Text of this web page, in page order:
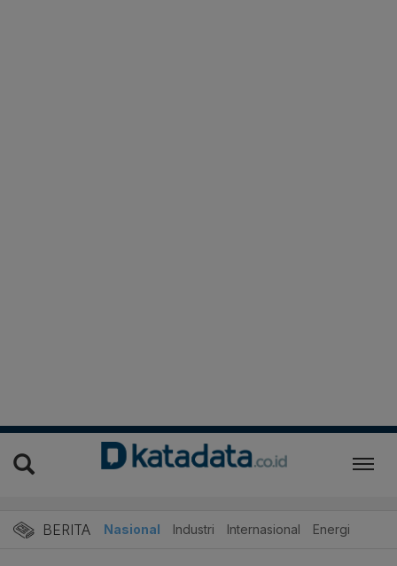
BERITA Nasional Industri Internasional Energi